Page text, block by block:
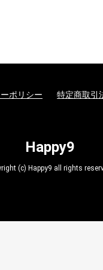
ポリシー 特定商取引
Happy9
(c) Happy9 all rights